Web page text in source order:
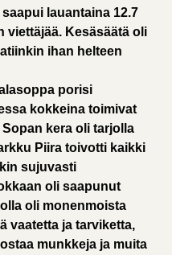
lauantaina 12.7
viettäjää. Kesäsäätä oli
ihan helteen
porisi
kokkeina toimivat
kera oli tarjolla
Piira toivotti kaikki
sujuvasti
oli saapunut
oli monenmoista
vaatetta ja tarviketta,
munkkeja ja muita